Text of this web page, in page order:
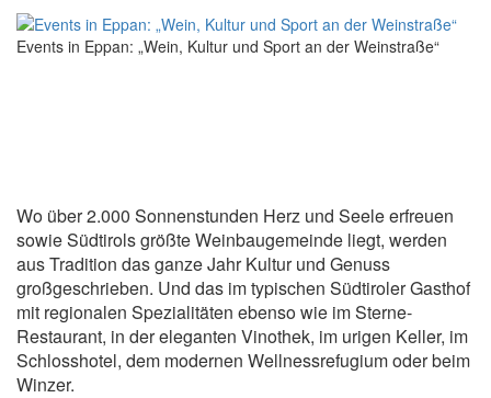
Events in Eppan: „Wein, Kultur und Sport an der Weinstraße“
Wo über 2.000 Sonnenstunden Herz und Seele erfreuen
sowie Südtirols größte Weinbaugemeinde liegt, werden
aus Tradition das ganze Jahr Kultur und Genuss
großgeschrieben. Und das im typischen Südtiroler Gasthof
mit regionalen Spezialitäten ebenso wie im Sterne-
Restaurant, in der eleganten Vinothek, im urigen Keller, im
Schlosshotel, dem modernen Wellnessrefugium oder beim
Winzer.